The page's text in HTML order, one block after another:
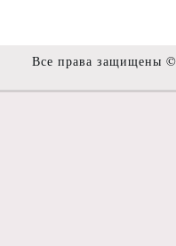
Все права защищены